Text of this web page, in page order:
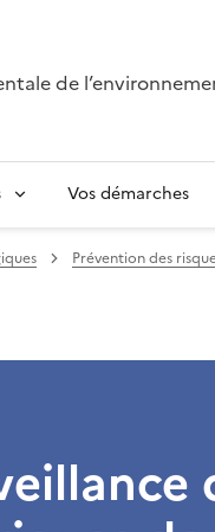
de
Vos démarches
Prévention des